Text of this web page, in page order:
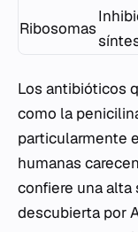
Ribosomas
Los antibióticos
como la
particularmente
humanas
confiere una alta
descubierta por